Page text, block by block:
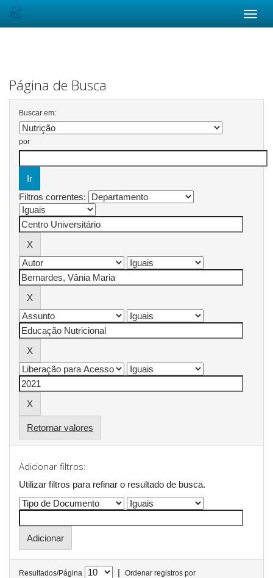
Página de Busca
Buscar em:
por
Filtros correntes:
Retornar valores
Adicionar filtros:
Utilizar filtros para refinar o resultado de busca.
Resultados/Página |
Ordenar registros por